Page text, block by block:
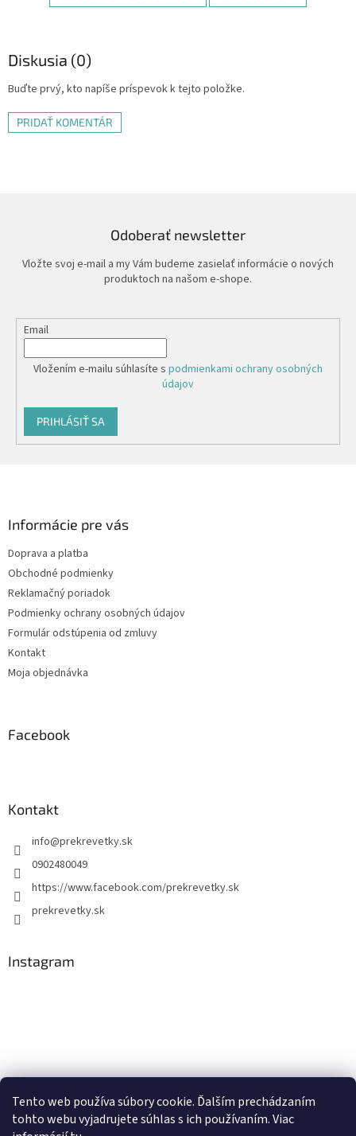
Tento web používa súbory cookie. Ďalším prechádzaním
tohto webu vyjadrujete súhlas s ich používaním. Viac
Diskusia (0)
Buďte prvý, kto napíše príspevok k tejto položke.
PRIDAŤ KOMENTÁR
Odoberať newsletter
Vložte svoj e-mail a my Vám budeme zasielať informácie o nových
produktoch na našom e-shope.
Email
Vložením e-mailu súhlasíte s podmienkami ochrany osobných
údajov
PRIHLÁSIŤ SA
Informácie pre vás
Doprava a platba
Obchodné podmienky
Reklamačný poriadok
Podmienky ochrany osobných údajov
Formulár odstúpenia od zmluvy
Kontakt
Moja objednávka
Facebook
Kontakt
info@prekrevetky.sk
0902480049
https://www.facebook.com/prekrevetky.sk
prekrevetky.sk
Instagram
Sledovať na Instagrame